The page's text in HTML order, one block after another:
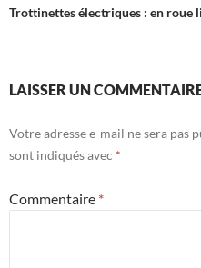
Trottinettes électriques : en roue
LAISSER UN
Votre adresse e-mail ne sera pas
sont indiqués avec *
Commentaire *